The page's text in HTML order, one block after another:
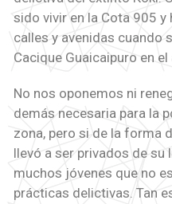
sido vivir en la Cota 905
calles y avenidas cuando
Cacique Guaicaipuro en
No nos oponemos ni
demás necesaria para la
zona, pero si de la forma
llevó a ser privados de
muchos jóvenes que no
prácticas delictivas. Tan